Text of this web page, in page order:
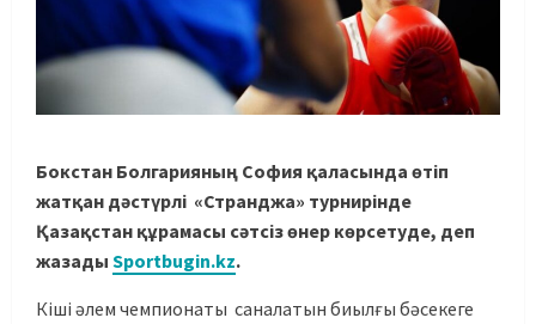
Бокстан Болгарияның София қаласында өтіп
жатқан дәстүрлі «Странджа» турнирінде
Қазақстан құрамасы сәтсіз өнер көрсетуде, деп
жазады Sportbugin.kz.
Кіші әлем чемпионаты саналатын биылғы бәсекеге